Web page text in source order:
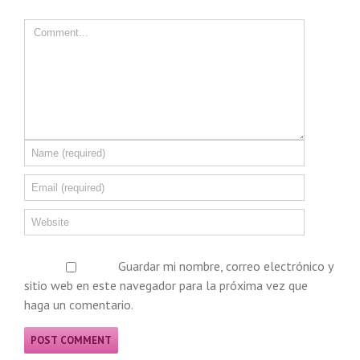
Guardar mi nombre, correo electrónico y
sitio web en este navegador para la próxima vez que
haga un comentario.